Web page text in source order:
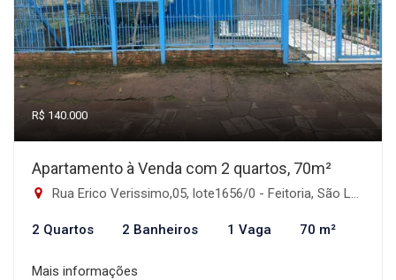
R$ 140.000
Apartamento à Venda com 2 quartos, 70m²
Rua Erico Verissimo,05, lote1656/0 - Feitoria, São Leopoldo-RS
2 Quartos 2 Banheiros 1 Vaga 70 m²
Mais informações